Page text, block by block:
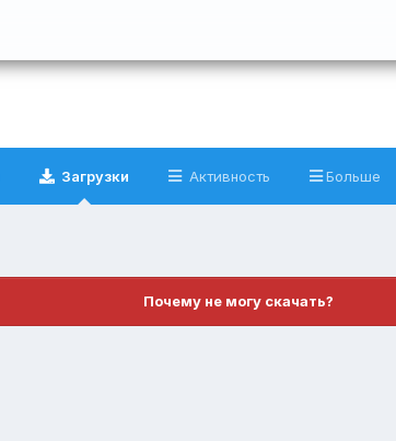
Загрузки Активность Больше
Почему не могу скачать?